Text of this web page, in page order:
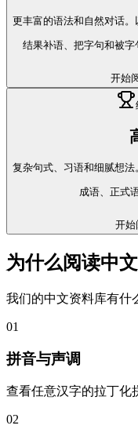
更丰富的语法和自然对话。
结果补语、把字句和被字
开始
复杂句式、习语和细腻想法
成语、正式
开始
为什么阅读中文
我们的中文资料库有什
01
拼音与声调
查看任意汉字的拉丁化
02